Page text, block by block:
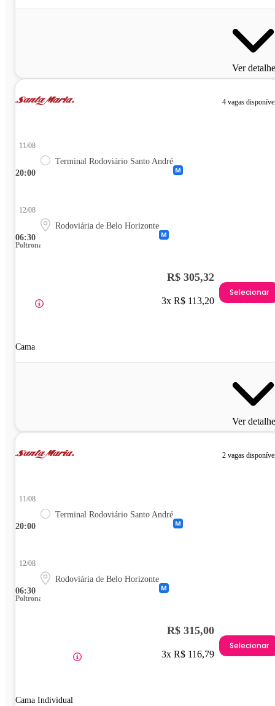
Ver
4 vagas
20:00
11/08
Terminal Rodoviário Santo André
06:30
12/08
Rodoviária de Belo Horizonte
Poltrona
Cama
R$ 305,32
3x R$ 113,20
Selecionar
Ver
2 vagas
20:00
11/08
Terminal Rodoviário Santo André
06:30
12/08
Rodoviária de Belo Horizonte
Poltrona
Cama Individual
R$ 315,00
3x R$ 116,79
Selecionar